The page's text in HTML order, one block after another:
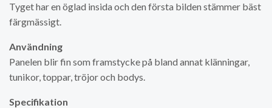
Tyget har en öglad insida och den första bilden stämmer bäst
färgmässigt.
Användning
Panelen blir fin som framstycke på bland annat klänningar,
tunikor, toppar, tröjor och bodys.
Specifikation